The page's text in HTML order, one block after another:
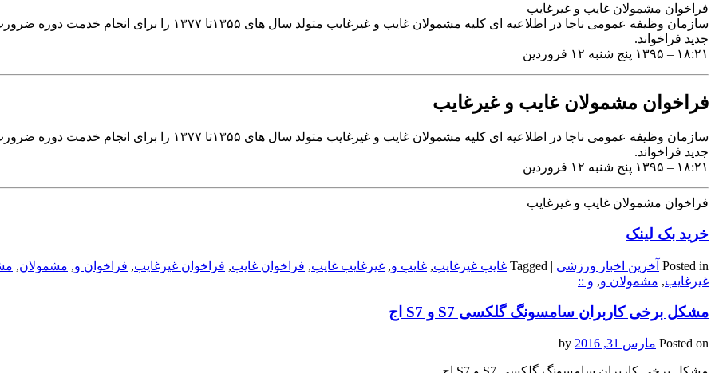
فراخوان مشمولان غایب و غیرغایب
سازمان وظیفه عمومی ناجا در اطلاعیه ای کلیه مشمولان غایب و غیرغایب متولد سال های ۱۳۵۵تا ۱۳۷۷ را
جدید فراخواند.
۱۸:۲۱ – ۱۳۹۵ پنج شنبه ۱۲ فروردین
فراخوان مشمولان غایب و غیرغایب
سازمان وظیفه عمومی ناجا در اطلاعیه ای کلیه مشمولان غایب و غیرغایب متولد سال های ۱۳۵۵تا ۱۳۷۷ را
جدید فراخواند.
۱۸:۲۱ – ۱۳۹۵ پنج شنبه ۱۲ فروردین
فراخوان مشمولان غایب و غیرغایب
خرید بک لینک
Posted in آخرین اخبار ورزشی |
Tagged غایب غیرغایب, غایب و, غیرغایب غایب, فراخوان غایب, فراخوان غیرغایب, فراخوان و, مشمولان,
غیرغایب, مشمولان و, و ::
مشکل برخی کاربران سامسونگ گلکسی S7 و S7 اج
Posted on مارس 31, 2016